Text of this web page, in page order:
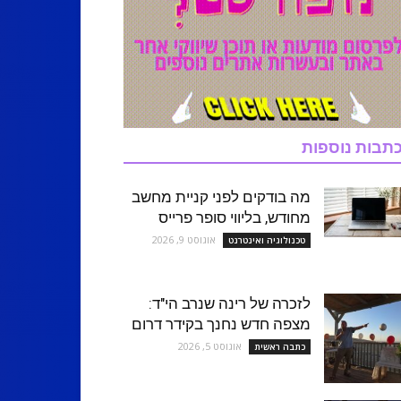
נוספות
מה בודקים לפני קניית מחשב
מחודש, בליווי סופר פרייס
טכנולוגיה ואינטרנט אוגוסט 9, 2026
לזכרה של רינה שנרב הי"ד:
מצפה חדש נחנך בקידר דרום
כתבה ראשית אוגוסט 5, 2026